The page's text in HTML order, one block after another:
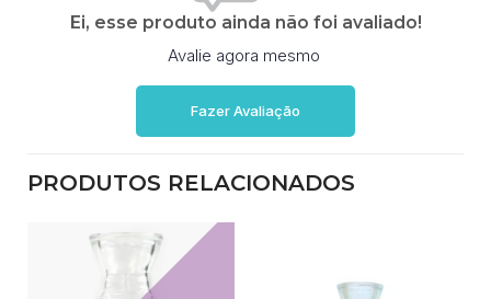
Ei, esse produto ainda não foi avaliado!
Avalie agora mesmo
Fazer Avaliação
PRODUTOS RELACIONADOS